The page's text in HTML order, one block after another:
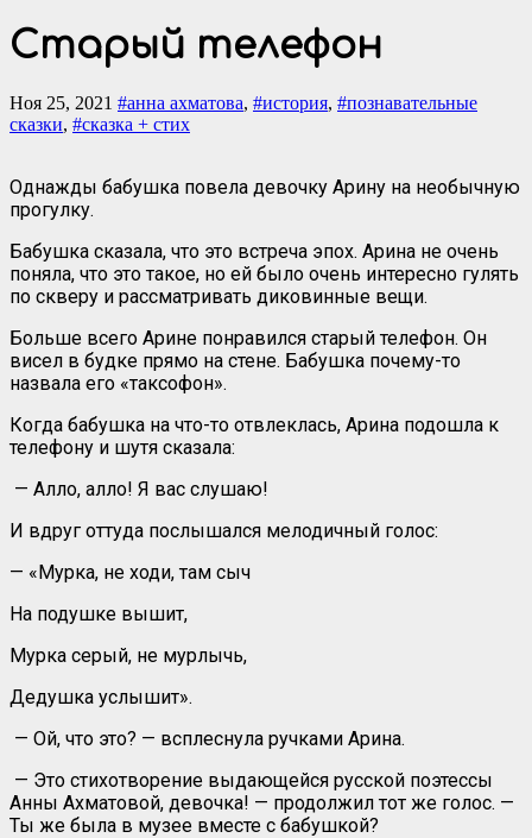
Старый телефон
Ноя 25, 2021 #анна ахматова, #история, #познавательные
сказки, #сказка + стих
Однажды бабушка повела девочку Арину на необычную
прогулку.
Бабушка сказала, что это встреча эпох. Арина не очень
поняла, что это такое, но ей было очень интересно гулять
по скверу и рассматривать диковинные вещи.
Больше всего Арине понравился старый телефон. Он
висел в будке прямо на стене. Бабушка почему-то
назвала его «таксофон».
Когда бабушка на что-то отвлеклась, Арина подошла к
телефону и шутя сказала:
— Алло, алло! Я вас слушаю!
И вдруг оттуда послышался мелодичный голос:
— «Мурка, не ходи, там сыч
На подушке вышит,
Мурка серый, не мурлычь,
Дедушка услышит».
— Ой, что это? — всплеснула ручками Арина.
— Это стихотворение выдающейся русской поэтессы
Анны Ахматовой, девочка! — продолжил тот же голос. —
Ты же была в музее вместе с бабушкой?